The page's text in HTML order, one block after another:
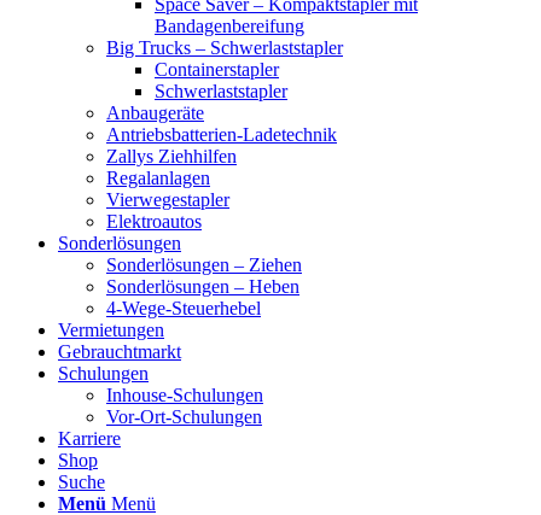
Space Saver – Kompaktstapler mit
Bandagenbereifung
Big Trucks – Schwerlaststapler
Containerstapler
Schwerlaststapler
Anbaugeräte
Antriebsbatterien-Ladetechnik
Zallys Ziehhilfen
Regalanlagen
Vierwegestapler
Elektroautos
Sonderlösungen
Sonderlösungen – Ziehen
Sonderlösungen – Heben
4-Wege-Steuerhebel
Vermietungen
Gebrauchtmarkt
Schulungen
Inhouse-Schulungen
Vor-Ort-Schulungen
Karriere
Shop
Suche
Menü Menü